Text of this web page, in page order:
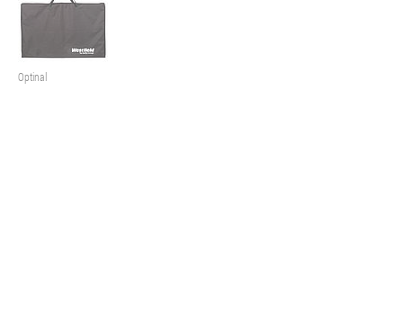
Optinal